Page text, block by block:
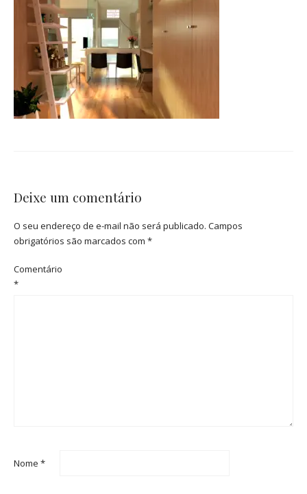
Deixe um comentário
O seu endereço de e-mail não será publicado. Campos
obrigatórios são marcados com *
Comentário
*
Nome *